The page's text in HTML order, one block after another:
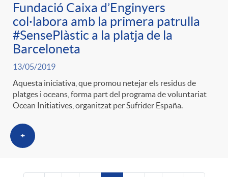
Fundació Caixa d’Enginyers
col·labora amb la primera patrulla
#SensePlàstic a la platja de la
Barceloneta
13/05/2019
Aquesta iniciativa, que promou netejar els residus de
platges i oceans, forma part del programa de voluntariat
Ocean Initiatives, organitzat per Sufrider España.
+